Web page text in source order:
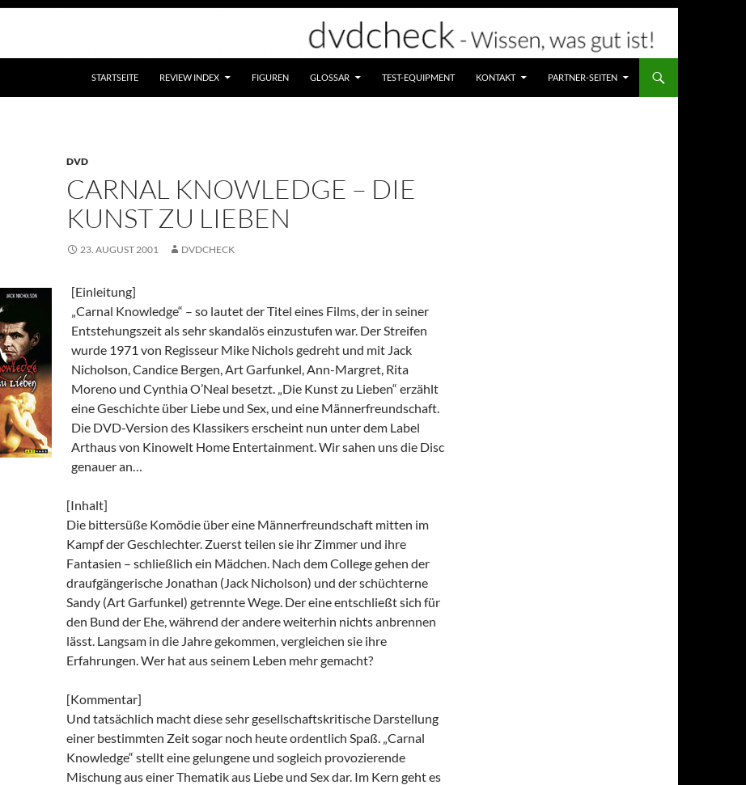
STARTSEITE REVIEW INDEX FIGUREN GLOSSAR TEST-EQUIPMENT KONTAKT PARTNER-SEITEN
DVD
CARNAL KNOWLEDGE – DIE
KUNST ZU LIEBEN
23. AUGUST 2001 DVDCHECK
[Einleitung]
„Carnal Knowledge“ – so lautet der Titel eines Films, der in seiner
Entstehungszeit als sehr skandalös einzustufen war. Der Streifen
wurde 1971 von Regisseur Mike Nichols gedreht und mit Jack
Nicholson, Candice Bergen, Art Garfunkel, Ann-Margret, Rita
Moreno und Cynthia O’Neal besetzt. „Die Kunst zu Lieben“ erzählt
eine Geschichte über Liebe und Sex, und eine Männerfreundschaft.
Die DVD-Version des Klassikers erscheint nun unter dem Label
Arthaus von Kinowelt Home Entertainment. Wir sahen uns die Disc
genauer an…
[Inhalt]
Die bittersüße Komödie über eine Männerfreundschaft mitten im
Kampf der Geschlechter. Zuerst teilen sie ihr Zimmer und ihre
Fantasien – schließlich ein Mädchen. Nach dem College gehen der
draufgängerische Jonathan (Jack Nicholson) und der schüchterne
Sandy (Art Garfunkel) getrennte Wege. Der eine entschließt sich für
den Bund der Ehe, während der andere weiterhin nichts anbrennen
lässt. Langsam in die Jahre gekommen, vergleichen sie ihre
Erfahrungen. Wer hat aus seinem Leben mehr gemacht?
[Kommentar]
Und tatsächlich macht diese sehr gesellschaftskritische Darstellung
einer bestimmten Zeit sogar noch heute ordentlich Spaß. „Carnal
Knowledge“ stellt eine gelungene und sogleich provozierende
Mischung aus einer Thematik aus Liebe und Sex dar. Im Kern geht es